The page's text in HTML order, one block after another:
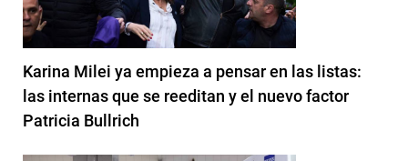
Karina Milei ya empieza a pensar en las listas:
las internas que se reeditan y el nuevo factor
Patricia Bullrich